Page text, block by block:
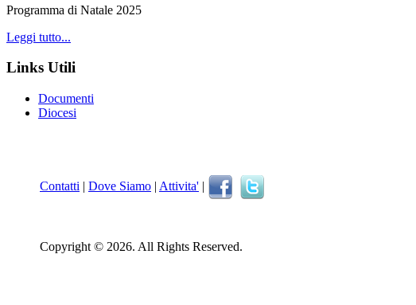
Programma di Natale 2025
Leggi tutto...
Links Utili
Documenti
Diocesi
Contatti | Dove Siamo | Attivita' |
Copyright © 2026. All Rights Reserved.